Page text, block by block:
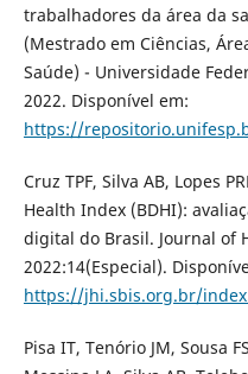
trabalhadores da área da
(Mestrado em Ciências,
Saúde) - Universidade
2022. Disponível em:
https://
Cruz TPF, Silva AB, Lopes
Health Index (BDHI):
digital do Brasil. Journal of
2022:14(Especial).
https://jhi.sbis.org.br/
Pisa IT, Tenório JM, Sousa